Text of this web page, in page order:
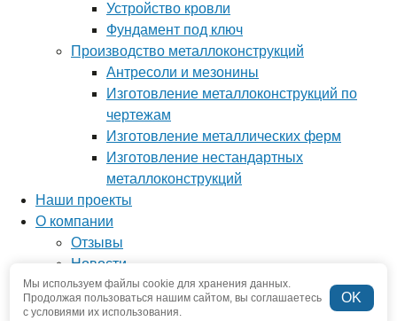
Мы используем файлы cookie для хранения данных.
Продолжая пользоваться нашим сайтом, вы соглашаетесь
с условиями их использования.
OK
Устройство кровли
Фундамент под ключ
Производство металлоконструкций
Антресоли и мезонины
Изготовление металлоконструкций по
чертежам
Изготовление металлических ферм
Изготовление нестандартных
металлоконструкций
Наши проекты
О компании
Отзывы
Новости
Вопрос-ответ
Наша команда